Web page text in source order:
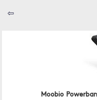
⇦
Moobio